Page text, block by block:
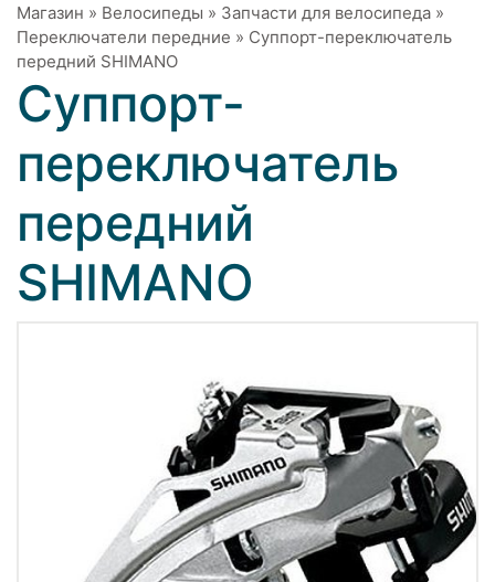
Магазин » Велосипеды » Запчасти для велосипеда »
Переключатели передние » Суппорт-переключатель
передний SHIMANO
Суппорт-
переключатель
передний
SHIMANO